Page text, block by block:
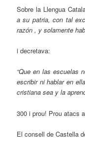
Sobre la Llengua
a su patria, con tal
razón , y solamente
i decretava:
“Que en las escuelas
escribir ni hablar en
cristiana sea y la
300 i prou! Prou atacs
El consell de Castella